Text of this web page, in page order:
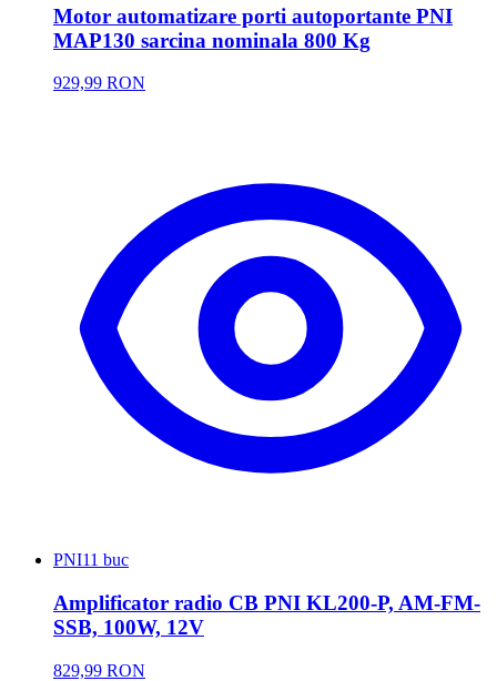
Motor automatizare porti autoportante PNI
MAP130 sarcina nominala 800 Kg
929,99 RON
PNI11 buc
Amplificator radio CB PNI KL200-P, AM-FM-
SSB, 100W, 12V
829,99 RON